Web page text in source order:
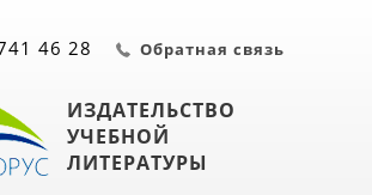
ИЗДАТЕЛЬСТВО
УЧЕБНОЙ
ЛИТЕРАТУРЫ
46 28 Обратная связь